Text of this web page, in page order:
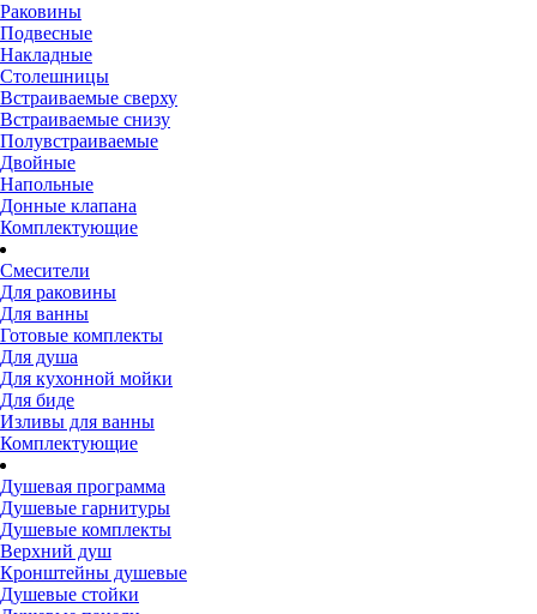
Раковины
Подвесные
Накладные
Столешницы
Встраиваемые сверху
Встраиваемые снизу
Полувстраиваемые
Двойные
Напольные
Донные клапана
Комплектующие
Смесители
Для раковины
Для ванны
Готовые комплекты
Для душа
Для кухонной мойки
Для биде
Изливы для ванны
Комплектующие
Душевая программа
Душевые гарнитуры
Душевые комплекты
Верхний душ
Кронштейны душевые
Душевые стойки